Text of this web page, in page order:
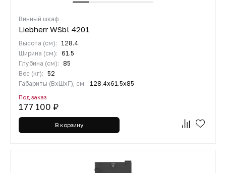
Винный шкаф
Liebherr WSbl 4201
Высота (см):
128.4
Ширина (см): 61.5
Глубина (см):
85
Вес (кг): 52
Габариты (ВхШхГ), см:
128.4х61.5х85
Под заказ
177 100 ₽
В корзину